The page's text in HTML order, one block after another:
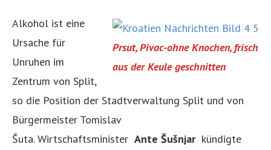
Prsut, Pivac-ohne Knochen, frisch
aus der Keule geschnitten
Alkohol ist eine
Ursache für
Unruhen im
Zentrum von Split,
so die Position der Stadtverwaltung Split und von
Bürgermeister Tomislav
Šuta. Wirtschaftsminister Ante Šušnjarkündigte